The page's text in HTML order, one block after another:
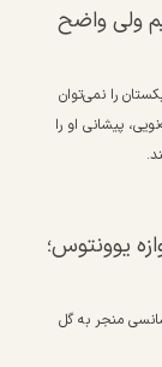
ولی واضح
را نمی‌توان
پیشانی او را
یوونتوس؛
منجر به گل